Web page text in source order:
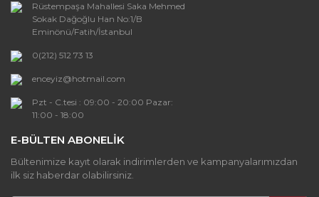
Ürün bilgilerinde hatalar bulunuyor.
Ürün fiyatı diğer sitelerden daha pahalı.
Bu ürüne benzer farklı alternatifler olmalı.
Rüstempaşa Mahallesi Saka Mehmed
Sokak Dağoğlu Han No:1/B
Eminönü/Fatih/İstanbul
0(212) 512 73 13
enceyiz@hotmail.com
Pzt - C.tesi : 09:00 - 20:00 Pazar:
11:00 - 18:00
E-BÜLTEN ABONELİK
Bültenimize kayıt olarak indirimlerden ve kampanyalarımızdan
ilk siz haberdar olabilirsiniz.